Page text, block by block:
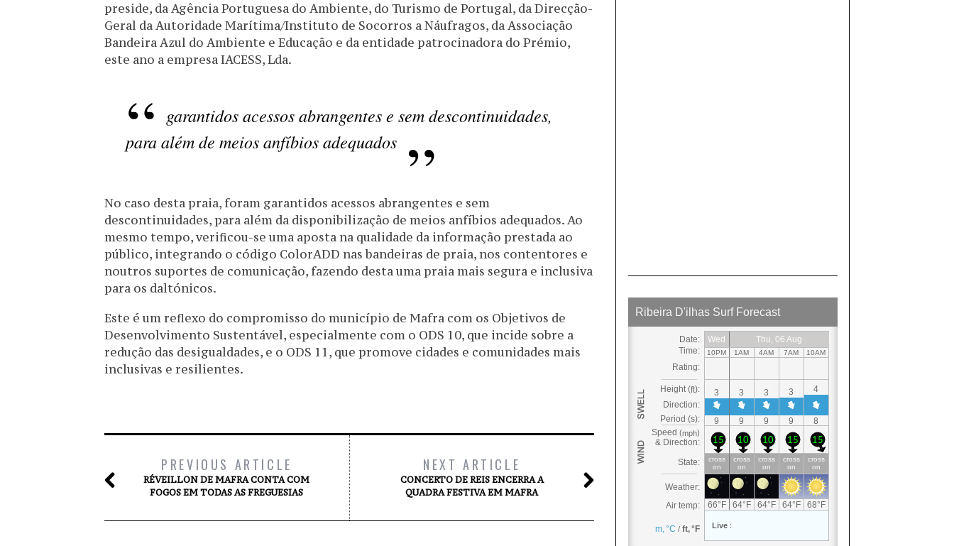
preside, da Agência Portuguesa do Ambiente, do Turismo de Portugal, da Direcção-
Geral da Autoridade Marítima/Instituto de Socorros a Náufragos, da Associação
Bandeira Azul do Ambiente e Educação e da entidade patrocinadora do Prémio,
este ano a empresa IACESS, Lda.
garantidos acessos abrangentes e sem descontinuidades,
para além de meios anfíbios adequados
No caso desta praia, foram garantidos acessos abrangentes e sem
descontinuidades, para além da disponibilização de meios anfíbios adequados. Ao
mesmo tempo, verificou-se uma aposta na qualidade da informação prestada ao
público, integrando o código ColorADD nas bandeiras de praia, nos contentores e
noutros suportes de comunicação, fazendo desta uma praia mais segura e inclusiva
para os daltónicos.
Este é um reflexo do compromisso do município de Mafra com os Objetivos de
Desenvolvimento Sustentável, especialmente com o ODS 10, que incide sobre a
redução das desigualdades, e o ODS 11, que promove cidades e comunidades mais
inclusivas e resilientes.
PREVIOUS ARTICLE
RÉVEILLON DE MAFRA CONTA COM
FOGOS EM TODAS AS FREGUESIAS
NEXT ARTICLE
CONCERTO DE REIS ENCERRA A
QUADRA FESTIVA EM MAFRA